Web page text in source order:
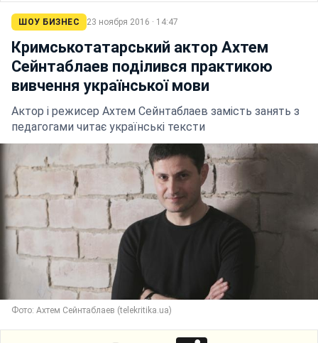
ШОУ БИЗНЕС 23 ноября 2016 · 14:47
Кримськотатарський актор Ахтем
Сейнтаблаев поділився практикою
вивчення української мови
Актор і режисер Ахтем Сейнтаблаев замість занять з
педагогами читає українські тексти
Фото: Ахтем Сейнтаблаев (telekritika.ua)